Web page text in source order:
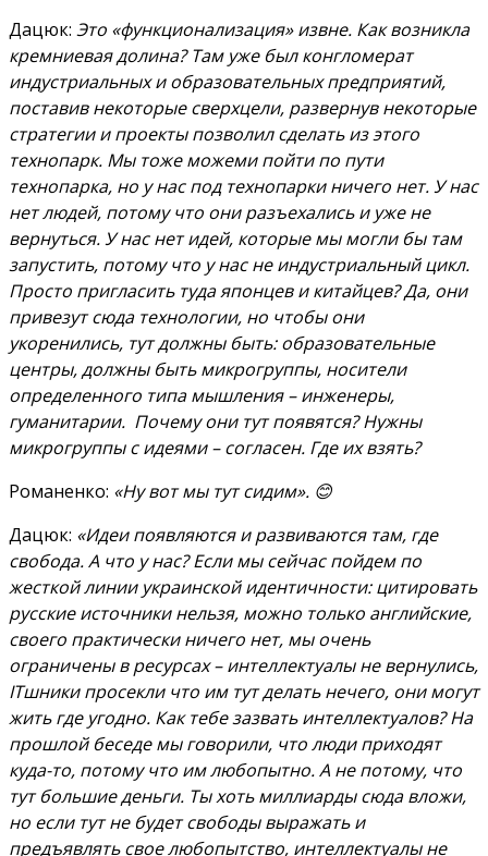
Дацюк: Это «функционализация» извне. Как возникла
кремниевая долина? Там уже был конгломерат
индустриальных и образовательных предприятий,
поставив некоторые сверхцели, развернув некоторые
стратегии и проекты позволил сделать из этого
технопарк. Мы тоже можеми пойти по пути
технопарка, но у нас под технопарки ничего нет. У нас
нет людей, потому что они разъехались и уже не
вернуться. У нас нет идей, которые мы могли бы там
запустить, потому что у нас не индустриальный цикл.
Просто пригласить туда японцев и китайцев? Да, они
привезут сюда технологии, но чтобы они
укоренились, тут должны быть: образовательные
центры, должны быть микрогруппы, носители
определенного типа мышления – инженеры,
гуманитарии. Почему они тут появятся?Нужны
микрогруппы с идеями – согласен. Где их взять?
Романенко: «Ну вот мы тут сидим». 😊
Дацюк: «Идеи появляются и развиваются там, где
свобода. А что у нас? Если мы сейчас пойдем по
жесткой линии украинской идентичности: цитировать
русские источники нельзя, можно только английские,
своего практически ничего нет, мы очень
ограничены в ресурсах – интеллектуалы не вернулись,
ITшники просекли что им тут делать нечего, они могут
жить где угодно. Как тебе зазвать интеллектуалов? На
прошлой беседе мы говорили, что люди приходят
куда-то, потому что им любопытно. А не потому, что
тут большие деньги. Ты хоть миллиарды сюда вложи,
но если тут не будет свободы выражать и
предъявлять свое любопытство, интеллектуалы не